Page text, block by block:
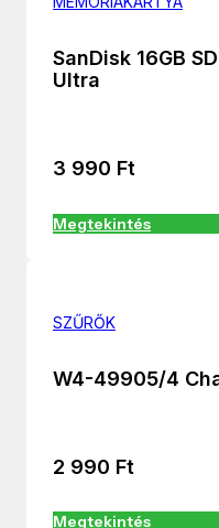
SanDisk 16GB
Ultra
3 990 Ft
Megtekintés
SZŰRŐK
W4-49905/4
2 990 Ft
Megtekintés